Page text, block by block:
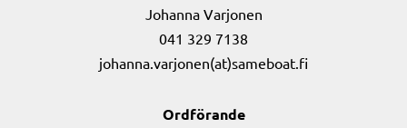
Johanna Varjonen
041 329 7138
johanna.varjonen(at)sameboat.fi
Ordförande